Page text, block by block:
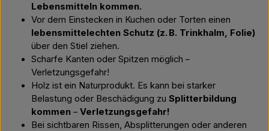
Lebensmitteln kommen.
Vor dem Einstecken in Kuchen oder Torten einen
lebensmittelechten Schutz (z. B. Trinkhalm, Folie)
über den Stiel ziehen.
Scharfe Kanten oder Spitzen möglich –
Verletzungsgefahr!
Holz ist ein Naturprodukt. Es kann bei starker
Belastung oder Beschädigung zu Splitterbildung
kommen – Verletzungsgefahr!
Bei sichtbaren Rissen, Absplitterungen oder anderen